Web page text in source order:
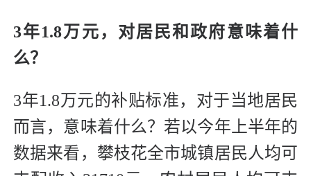
3年1.8万元， 对居民和政府意味着什
么？
3年1.8万元的补贴标准，对于当地居民
而言，意味着什么？若以今年上半年的
数据来看，攀枝花全市城镇居民人均可